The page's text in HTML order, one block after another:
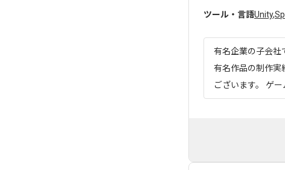
ツール・言語Unity,
有名企業の子会社
有名作品の制作実
ございます。 ゲー